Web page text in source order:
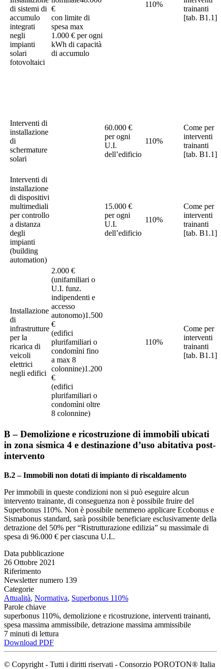
di sistemi di
accumulo
integrati
negli
impianti
solari
fotovoltaici
€
con limite di
spesa max
1.000 € per ogni
kWh di capacità
di accumulo
110%
trainanti
[tab. B1.1]
Interventi di
installazione
di
schermature
solari
60.000 €
per ogni
U.I.
dell’edificio
110%
Come per
interventi
trainanti
[tab. B1.1]
Interventi di
installazione
di dispositivi
multimediali
per controllo
a distanza
degli
impianti
(building
automation)
15.000 €
per ogni
U.I.
dell’edificio
110%
Come per
interventi
trainanti
[tab. B1.1]
Installazione
di
infrastrutture
per la
ricarica di
veicoli
elettrici
negli edifici
2.000 €
(unifamiliari o
U.I. funz.
indipendenti e
accesso
autonomo)1.500
€
(edifici
plurifamiliari o
condomìni fino
a max 8
colonnine)1.200
€
(edifici
plurifamiliari o
condomìni oltre
8 colonnine)
110%
Come per
interventi
trainanti
[tab. B1.1]
B – Demolizione e ricostruzione di immobili ubicati
in zona sismica 4 e destinazione d’uso abitativa post-
intervento
B.2 – Immobili non dotati di impianto di riscaldamento
Per immobili in queste condizioni non si può eseguire alcun
intervento trainante, di conseguenza non è possibile fruire del
Superbonus 110%. Non è possibile nemmeno applicare Ecobonus e
Sismabonus standard, sarà possibile beneficiare esclusivamente della
detrazione del 50% per “Ristrutturazione edilizia” su massimale di
spesa di 96.000 € per ciascuna U.I..
Data pubblicazione
26 Ottobre 2021
Riferimento
Newsletter numero 139
Categorie
Attualità, Normativa, Superbonus 110%
Parole chiave
superbonus 110%, demolizione e ricostruzione, interventi trainanti,
spesa massima ammissibile, detrazione massima ammissibile
7 minuti di lettura
Download PDF
© Copyright - Tutti i diritti riservati - Consorzio POROTON® Italia